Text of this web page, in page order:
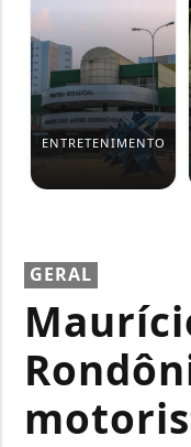
ENTRETENIMENTO
GERAL